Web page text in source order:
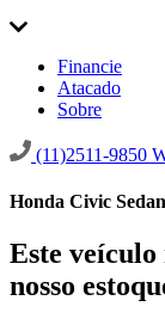
Financie
Atacado
Sobre
(11)2511-9850
Honda Civic
Este veículo
nosso